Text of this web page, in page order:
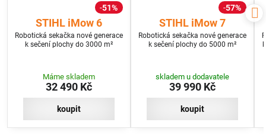
51%
STIHL iMow 6
Robotická sekačka nové generace
k sečení plochy do 3000 m²
Máme skladem
32 490 Kč
koupit
57%
STIHL iMow 7
Robotická sekačka nové generace
k sečení plochy do 5000 m²
skladem u dodavatele
39 990 Kč
koupit